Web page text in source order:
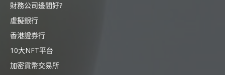
財務公司邊間好?
虛擬銀行
香港證券行
10大NFT平台
加密貨幣交易所